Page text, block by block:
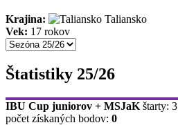
Krajina:
Taliansko
Vek: 17 rokov
Štatistiky 25/26
IBU Cup juniorov + MSJaK štarty: 3
počet získaných bodov: 0